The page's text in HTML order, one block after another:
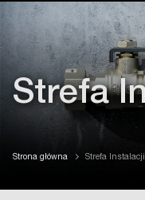
Strefa
Strona główna Strefa Instalacji